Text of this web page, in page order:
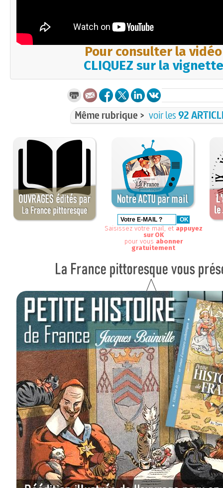
Pour consulter la vidéo
CLIQUEZ sur la vignette
Même rubrique > voir les92
Saisissez votre mail, et appuyez
sur OK
pour vous abonner
gratuitement